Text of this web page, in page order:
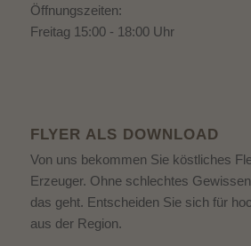
Öffnungszeiten:
Freitag 15:00 - 18:00 Uhr
FLYER ALS DOWNLOAD
Von uns bekommen Sie köstliches
Erzeuger. Ohne schlechtes
das geht. Entscheiden Sie sich für
aus der Region.